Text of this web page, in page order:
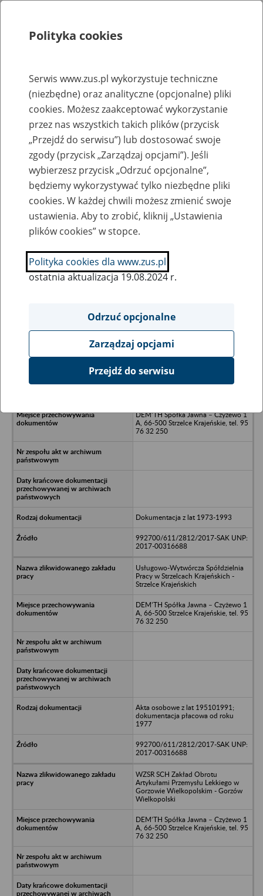
Rejestry, ewidencje i archiwa
Baza zlikwidowanych lub
przekształconych zakładów pracy
Nazwa zakładu pracy:
SZUKAJ
Ukryj wszystkie pozycje bazy
Spółdzielnia Inwalidów Ziemi
DEM’TH Spółka Jawna – Czyżewo 1
A, 66-500 Strzelce Krajeńskie, tel. 95
76 32 250
Dokumentacja z lat 1973-1993
992700/611/2812/2017-SAK UNP:
2017-00316688
Usługowo-Wytwórcza Spółdzielnia
Pracy w Strzelcach Krajeńskich -
Strzelce Krajeńskich
DEM’TH Spółka Jawna – Czyżewo 1
A, 66-500 Strzelce Krajeńskie, tel. 95
76 32 250
Akta osobowe z lat 195101991;
dokumentacja płacowa od roku
1977
992700/611/2812/2017-SAK UNP:
2017-00316688
WZSR SCH Zakład Obrotu
Artykułami Przemysłu Lekkiego w
Gorzowie Wielkopolskim - Gorzów
Wielkopolski
DEM’TH Spółka Jawna – Czyżewo 1
A, 66-500 Strzelce Krajeńskie, tel. 95
76 32 250
Polityka cookies
Serwis www.zus.pl wykorzystuje techniczne
(niezbędne) oraz analityczne (opcjonalne) pliki
cookies. Możesz zaakceptować wykorzystanie
przez nas wszystkich takich plików (przycisk
„Przejdź do serwisu”) lub dostosować swoje
zgody (przycisk „Zarządzaj opcjami”). Jeśli
wybierzesz przycisk „Odrzuć opcjonalne”,
będziemy wykorzystywać tylko niezbędne pliki
cookies. W każdej chwili możesz zmienić swoje
ustawienia. Aby to zrobić, kliknij „Ustawienia
plików cookies” w stopce.
Polityka cookies dla www.zus.pl
ostatnia aktualizacja 19.08.2024 r.
Odrzuć opcjonalne
Zarządzaj opcjami
Przejdź do serwisu